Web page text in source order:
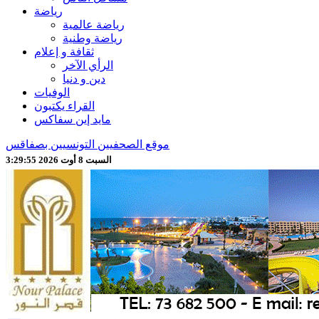
رياضة
رياضة عالمية
رياضة وطنية
ثقافة و إعلام
الرأي الآخر
دين و دنيا
الوفيات
القراء يكتبون
مايد إين سفاكس
موقع الصحفيين التونسيين بصفاقس
السبت 8 أوت 2026 3:29:57